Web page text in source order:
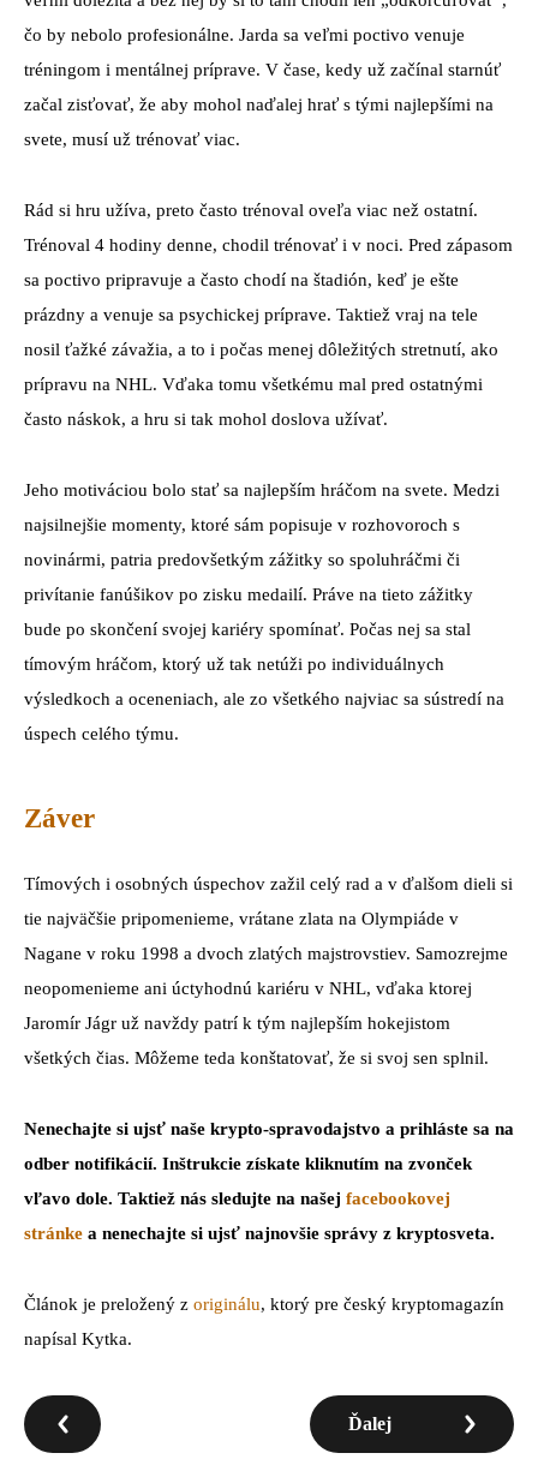
čo by nebolo profesionálne. Jarda sa veľmi poctivo venuje
tréningom i mentálnej príprave. V čase, kedy už začínal starnúť
začal zisťovať, že aby mohol naďalej hrať s tými najlepšími na
svete, musí už trénovať viac.
Rád si hru užíva, preto často trénoval oveľa viac než ostatní.
Trénoval 4 hodiny denne, chodil trénovať i v noci. Pred zápasom
sa poctivo pripravuje a často chodí na štadión, keď je ešte
prázdny a venuje sa psychickej príprave. Taktiež vraj na tele
nosil ťažké závažia, a to i počas menej dôležitých stretnutí, ako
prípravu na NHL. Vďaka tomu všetkému mal pred ostatnými
často náskok, a hru si tak mohol doslova užívať.
Jeho motiváciou bolo stať sa najlepším hráčom na svete. Medzi
najsilnejšie momenty, ktoré sám popisuje v rozhovoroch s
novinármi, patria predovšetkým zážitky so spoluhráčmi či
privítanie fanúšikov po zisku medailí. Práve na tieto zážitky
bude po skončení svojej kariéry spomínať. Počas nej sa stal
tímovým hráčom, ktorý už tak netúži po individuálnych
výsledkoch a oceneniach, ale zo všetkého najviac sa sústredí na
úspech celého týmu.
Záver
Tímových i osobných úspechov zažil celý rad a v ďalšom dieli si
tie najväčšie pripomenieme, vrátane zlata na Olympiáde v
Nagane v roku 1998 a dvoch zlatých majstrovstiev. Samozrejme
neopomenieme ani úctyhodnú kariéru v NHL, vďaka ktorej
Jaromír Jágr už navždy patrí k tým najlepším hokejistom
všetkých čias. Môžeme teda konštatovať, že si svoj sen splnil.
Nenechajte si ujsť naše krypto-spravodajstvo a prihláste sa na
odber notifikácií. Inštrukcie získate kliknutím na zvonček
vľavo dole. Taktiež nás sledujte na našej facebookovej
stránke a nenechajte si ujsť najnovšie správy z kryptosveta.
Článok je preložený z originálu, ktorý pre český kryptomagazín
napísal Kytka.
Ďalej